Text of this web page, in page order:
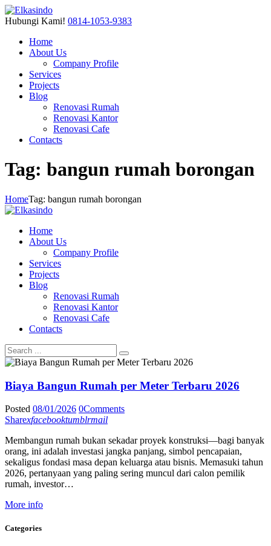
Hubungi Kami! 0814-1053-9383
Home
About Us
Company Profile
Services
Projects
Blog
Renovasi Rumah
Renovasi Kantor
Renovasi Cafe
Contacts
Tag: bangun rumah borongan
HomeTag: bangun rumah borongan
Home
About Us
Company Profile
Services
Projects
Blog
Renovasi Rumah
Renovasi Kantor
Renovasi Cafe
Contacts
Biaya Bangun Rumah per Meter Terbaru 2026
Posted 08/01/2026 0Comments
Sharexfacebooktumblrmail
Membangun rumah bukan sekadar proyek konstruksi—bagi banyak
orang, ini adalah investasi jangka panjang, simbol pencapaian,
sekaligus fondasi masa depan keluarga atau bisnis. Memasuki tahun
2026, pertanyaan yang paling sering muncul dari calon pemilik
rumah, investor…
More info
Categories